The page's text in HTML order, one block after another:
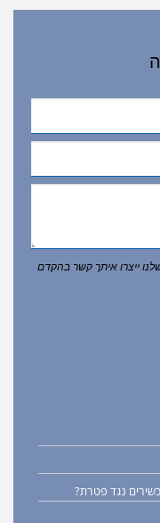
ייצרו איתך קשר בהקדם
נגד פטרת?